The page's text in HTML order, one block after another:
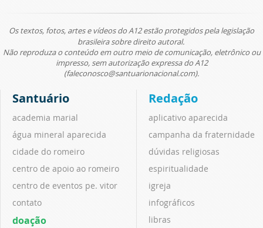
Os textos, fotos, artes e vídeos do A12 estão protegidos pela legislação
brasileira sobre direito autoral.
Não reproduza o conteúdo em outro meio de comunicação, eletrônico ou
impresso, sem autorização expressa do A12
(faleconosco@santuarionacional.com).
Santuário
academia marial
água mineral aparecida
cidade do romeiro
centro de apoio ao romeiro
centro de eventos pe. vitor
contato
doação
Redação
aplicativo aparecida
campanha da fraternidade
dúvidas religiosas
espiritualidade
igreja
infográficos
libras